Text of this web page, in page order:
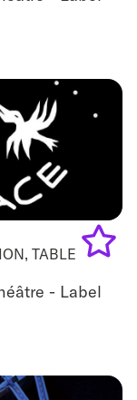
TABLE
- Label
Add